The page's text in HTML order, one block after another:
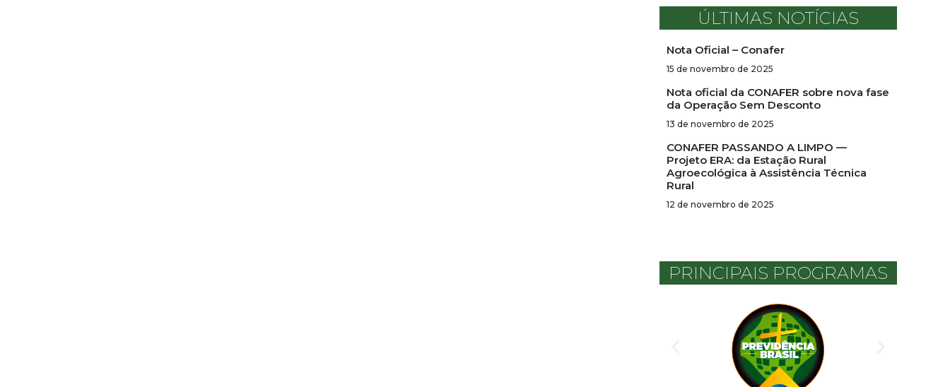
ÚLTIMAS NOTÍCIAS
Nota Oficial – Conafer
15 de novembro de 2025
Nota oficial da CONAFER sobre nova fase
da Operação Sem Desconto
13 de novembro de 2025
CONAFER PASSANDO A LIMPO —
Projeto ERA: da Estação Rural
Agroecológica à Assistência Técnica
Rural
12 de novembro de 2025
PRINCIPAIS PROGRAMAS